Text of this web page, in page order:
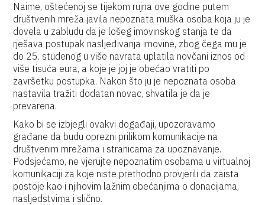
Naime, oštećenoj se tijekom rujna ove godine putem
društvenih mreža javila nepoznata muška osoba koja ju je
dovela u zabludu da je lošeg imovinskog stanja te da
rješava postupak nasljeđivanja imovine, zbog čega mu je
do 25. studenog u više navrata uplatila novčani iznos od
više tisuća eura, a koje je joj je obećao vratiti po
završetku postupka. Nakon što ju je nepoznata osoba
nastavila tražiti dodatan novac, shvatila je da je
prevarena.
Kako bi se izbjegli ovakvi događaji, upozoravamo
građane da budu oprezni prilikom komunikacije na
društvenim mrežama i stranicama za upoznavanje.
Podsjećamo, ne vjerujte nepoznatim osobama u virtualnoj
komunikaciji za koje niste prethodno provjerili da zaista
postoje kao i njihovim lažnim obećanjima o donacijama,
nasljedstvima i slično.